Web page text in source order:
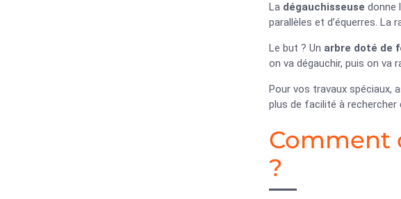
La dégauchisseuse donne
parallèles et d’équerres. La
Le but ? Un arbre doté de
on va dégauchir, puis on va
Pour vos travaux spéciaux,
plus de facilité à rechercher
Comment
?